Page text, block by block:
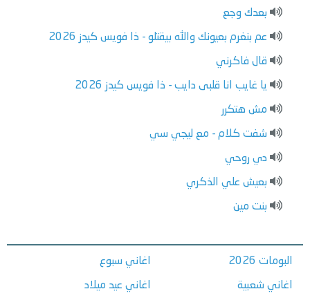
بعدك وجع
عم بنغرم بعيونك والله بيقتلو - ذا فويس كيدز 2026
قال فاكرني
يا غايب انا قلبى دايب - ذا فويس كيدز 2026
مش هتكرر
شفت كلام - مع ليجي سي
دي روحي
بعيش علي الذكري
بنت مين
البومات 2026
اغاني شعبية
اغاني سبوع
اغاني عيد ميلاد